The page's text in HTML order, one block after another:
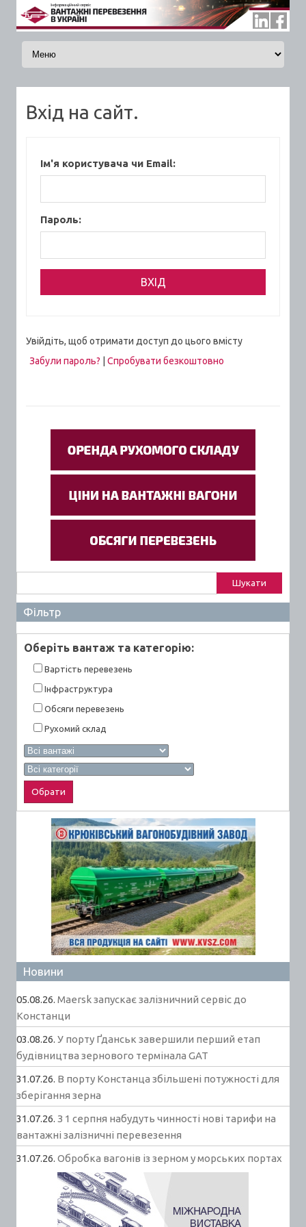
Skip to content
Вхід на сайт.
Ім'я користувача чи Email:
Пароль:
Увійдіть, щоб отримати доступ до цього вмісту
Забули пароль?
Спробувати безкоштовно
Фільтр
Оберiть вантаж та категорiю:
Вартiсть перевезень
Інфраструктура
Обсяги перевезень
Рухомий склад
Новини
05.08.26. Maersk запускає залізничний сервіс до
Констанци
03.08.26. У порту Ґданськ завершили перший етап
будівництва зернового термінала GAT
31.07.26. В порту Констанца збільшені потужності для
зберігання зерна
31.07.26. З 1 серпня набудуть чинності нові тарифи на
вантажні залізничні перевезення
31.07.26. Обробка вагонів із зерном у морських портах